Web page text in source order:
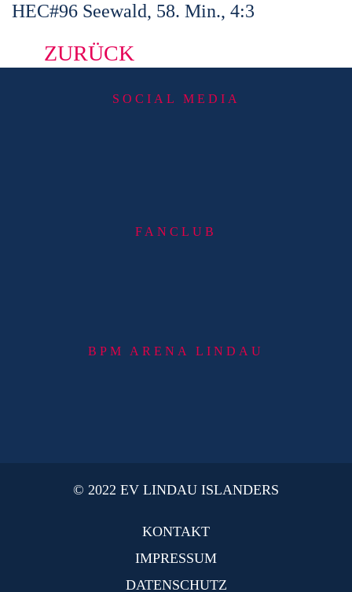
HEC#96 Seewald, 58. Min., 4:3
ZURÜCK
SOCIAL MEDIA
FANCLUB
BPM ARENA LINDAU
© 2022 EV LINDAU ISLANDERS
KONTAKT
IMPRESSUM
DATENSCHUTZ